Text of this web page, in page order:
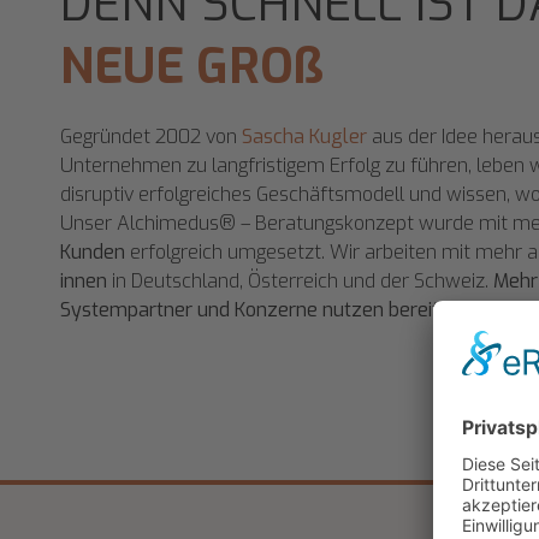
NEUE GROß
Gegründet 2002 von Sascha Kugler aus der Idee
Unternehmen zu langfristigem Erfolg zu führen, leben
disruptiv erfolgreiches Geschäftsmodell und wissen,
Unser Alchimedus® – Beratungskonzept wurde mit
Kunden erfolgreich umgesetzt. Wir arbeiten mit mehr
innen in Deutschland, Österreich und der Schweiz.
Systempartner und Konzerne nutzen bereits